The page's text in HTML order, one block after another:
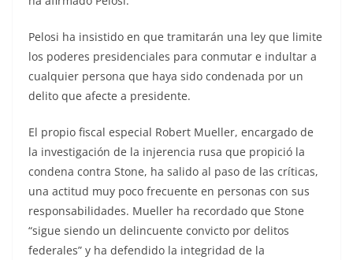
Pelosi ha insistido en que tramitarán una ley que limite
los poderes presidenciales para conmutar e indultar a
cualquier persona que haya sido condenada por un
delito que afecte a presidente.
El propio fiscal especial Robert Mueller, encargado de
la investigación de la injerencia rusa que propició la
condena contra Stone, ha salido al paso de las críticas,
una actitud muy poco frecuente en personas con sus
responsabilidades. Mueller ha recordado que Stone
“sigue siendo un delincuente convicto por delitos
federales” y ha defendido la integridad de la